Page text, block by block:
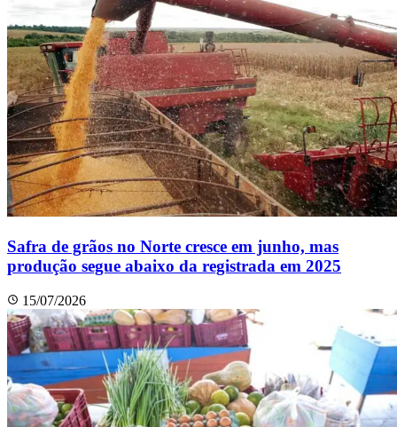
Safra de grãos no Norte cresce em junho, mas
produção segue abaixo da registrada em 2025
15/07/2026